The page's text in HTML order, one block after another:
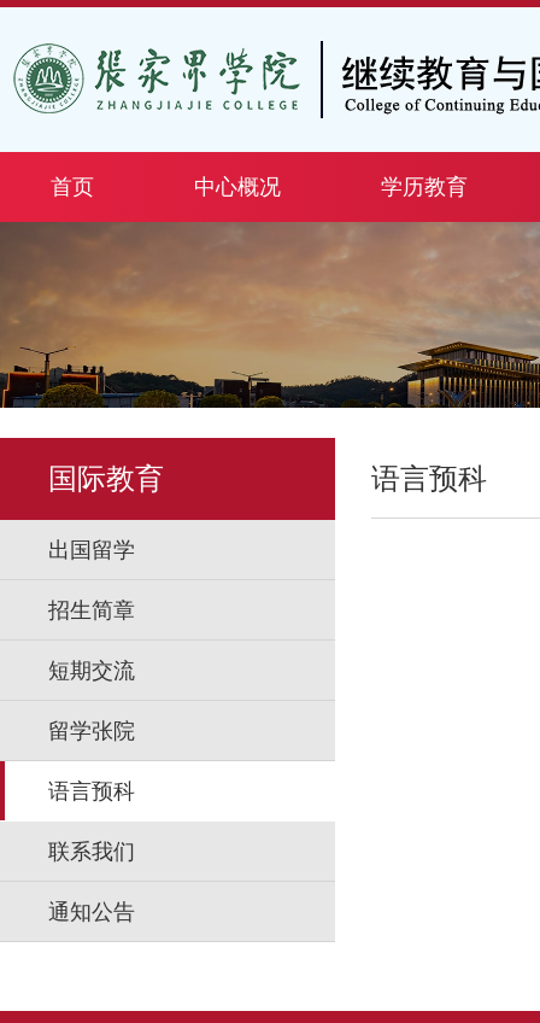
首页 中心概况 学历教育
国际教育
出国留学
招生简章
短期交流
留学张院
语言预科
联系我们
通知公告
语言预科